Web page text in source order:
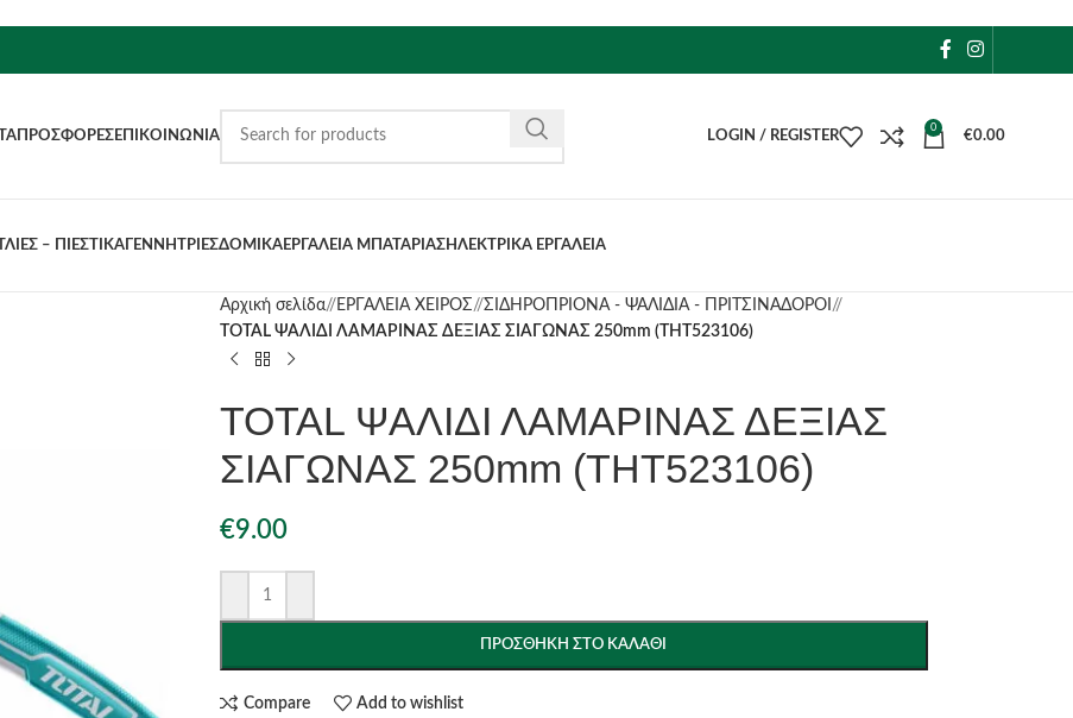
ΠΡΟΣΦΟΡΈΣΕΠΙΚΟΙΝΩΝΊΑ LOGIN / REGISTER
0
€0.00
– ΠΙΕΣΤΙΚΑ ΓΕΝΝΗΤΡΙΕΣΔΟΜΙΚΑΕΡΓΑΛΕΙΑ ΜΠΑΤΑΡΙΑΣΗΛΕΚΤΡΙΚΑ ΕΡΓΑΛΕΙΑ
Αρχική σελίδα/ ΕΡΓΑΛΕΙΑ ΧΕΙΡΟΣ/ ΣΙΔΗΡΟΠΡΙΟΝΑ - ΨΑΛΙΔΙΑ - ΠΡΙΤΣΙΝΑΔΟΡΟΙ /
TOTAL ΨΑΛΙΔΙ ΛΑΜΑΡΙΝΑΣ ΔΕΞΙΑΣ ΣΙΑΓΩΝΑΣ 250mm (THT523106)
TOTAL ΨΑΛΙΔΙ ΛΑΜΑΡΙΝΑΣ ΔΕΞΙΑΣ
ΣΙΑΓΩΝΑΣ 250mm (THT523106)
€9.00
ΠΡΟΣΘΉΚΗ ΣΤΟ ΚΑΛΆΘΙ
Compare Add to wishlist